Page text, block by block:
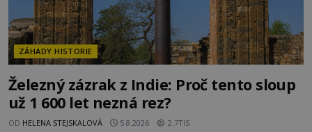
ZÁHADY HISTORIE
Železný zázrak z Indie: Proč tento sloup
už 1 600 let nezná rez?
OD HELENA STEJSKALOVÁ 5.8.2026 2.7TIS